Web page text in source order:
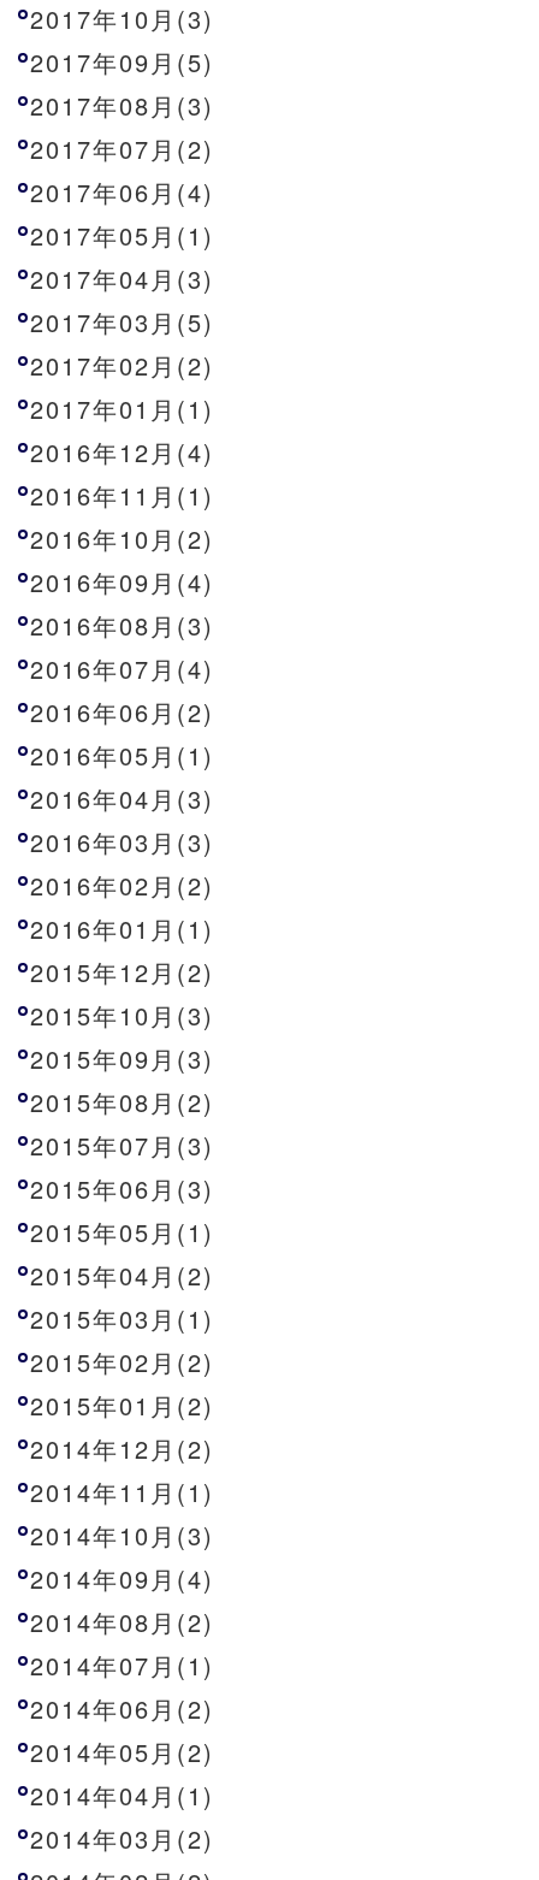
2017年10月(3)
2017年09月(5)
2017年08月(3)
2017年07月(2)
2017年06月(4)
2017年05月(1)
2017年04月(3)
2017年03月(5)
2017年02月(2)
2017年01月(1)
2016年12月(4)
2016年11月(1)
2016年10月(2)
2016年09月(4)
2016年08月(3)
2016年07月(4)
2016年06月(2)
2016年05月(1)
2016年04月(3)
2016年03月(3)
2016年02月(2)
2016年01月(1)
2015年12月(2)
2015年10月(3)
2015年09月(3)
2015年08月(2)
2015年07月(3)
2015年06月(3)
2015年05月(1)
2015年04月(2)
2015年03月(1)
2015年02月(2)
2015年01月(2)
2014年12月(2)
2014年11月(1)
2014年10月(3)
2014年09月(4)
2014年08月(2)
2014年07月(1)
2014年06月(2)
2014年05月(2)
2014年04月(1)
2014年03月(2)